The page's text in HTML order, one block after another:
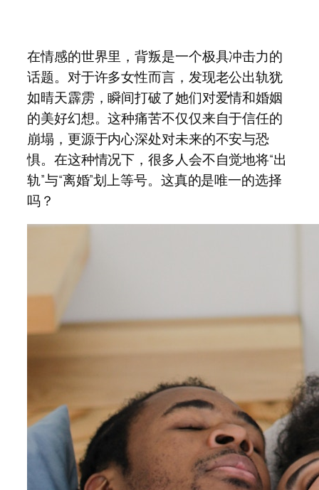
在情感的世界里，背叛是一个极具冲击力的
话题。对于许多女性而言，发现老公出轨犹
如晴天霹雳，瞬间打破了她们对爱情和婚姻
的美好幻想。这种痛苦不仅仅来自于信任的
崩塌，更源于内心深处对未来的不安与恐
惧。在这种情况下，很多人会不自觉地将“出
轨”与“离婚”划上等号。这真的是唯一的选择
吗？